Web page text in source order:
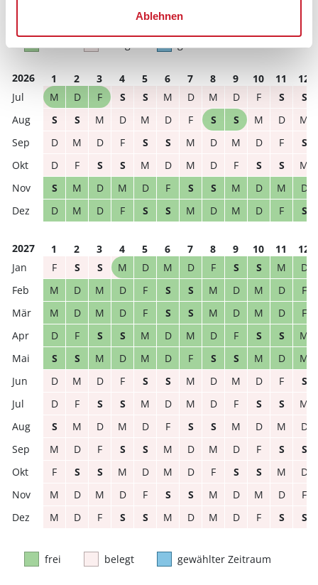
Ablehnen
frei belegt gewählter Zeitraum
2026 1 2 3 4 5 6 7 8 9 10 11
12
M
D F S S M D M D F S
S
S
S M D M D F S S M D
M
D
M D F S S M D M D F
S
D
F S S M D M D F S S
M
S
M D M D F S S M D M
D
D
M D F S S M D M D F S
2027 1 2 3 4 5 6 7 8 9 10 11
12
F
S S M D M D F S S M
D
M
D M D F S S M D M D
F
M
D M D F S S M D M D
F
D
F S S M D M D F S S
M
S
S M D M D F S S M D
M
D
M D F S S M D M D F
S
D
F S S M D M D F S S
M
S
M D M D F S S M D M
D
M
D F S S M D M D F S
S
F
S S M D M D F S S M
D
M
D M D F S S M D M D
F
M
D F S S M D M D F S S
frei belegt gewählter Zeitraum